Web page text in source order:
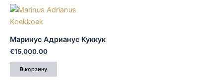
Маринус Адрианус Куккук
€15,000.00
В корзину